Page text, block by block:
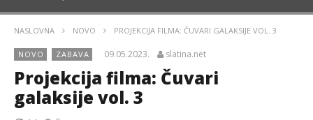
NASLOVNA NOVO PROJEKCIJA FILMA: ČUVARI GALAKSIJE VOL. 3
NOVO ZABAVA 09.05.2023. slatina.net
Projekcija filma: Čuvari
galaksije vol. 3